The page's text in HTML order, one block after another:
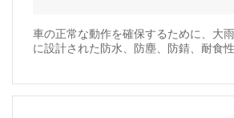
車の正常な動作を確保するために、大
に設計された防水、防塵、防錆、耐食性